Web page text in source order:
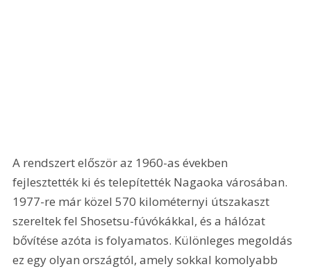
A rendszert először az 1960-as években
fejlesztették ki és telepítették Nagaoka városában.
1977-re már közel 570 kilométernyi útszakaszt
szereltek fel Shosetsu-fúvókákkal, és a hálózat
bővítése azóta is folyamatos. Különleges megoldás
ez egy olyan országtól, amely sokkal komolyabb